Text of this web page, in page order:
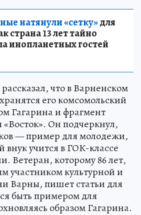
натянули «сетку»для
страна 13 лет тайно
инопланетных гостей
что в Варненском
его комсомольский
Гагарина и фрагмент
Он подчеркнул,
— пример для молодежи,
внук учится в ГОК-классе
Ветеран, которому 86 лет,
участником культурной и
Варны, пишет статьи для
быть примером для
образом Гагарина.